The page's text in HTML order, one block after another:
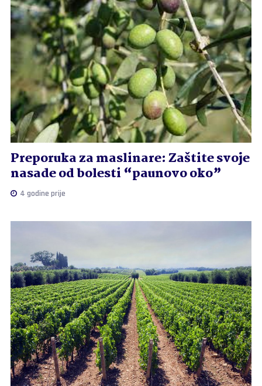
Preporuka za maslinare: Zaštite svoje
nasade od bolesti “paunovo oko”
4 godine prije